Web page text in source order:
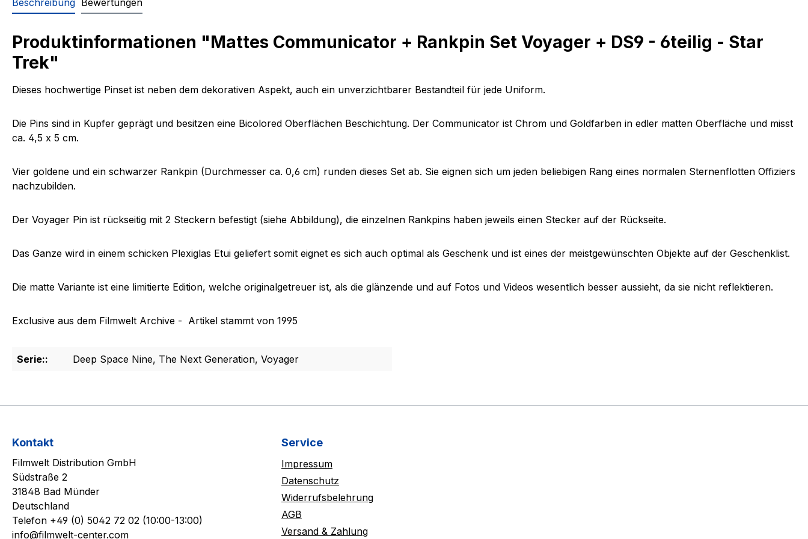
Beschreibung Bewertungen
Produktinformationen "Mattes Communicator + Rankpin Set Voyager + DS9 - 6teilig - Star
Trek"
Dieses hochwertige Pinset ist neben dem dekorativen Aspekt, auch ein unverzichtbarer Bestandteil für jede Uniform.
Die Pins sind in Kupfer geprägt und besitzen eine Bicolored Oberflächen Beschichtung. Der Communicator ist Chrom und Goldfarben in edler matten Oberfläche und misst
ca. 4,5 x 5 cm.
Vier goldene und ein schwarzer Rankpin (Durchmesser ca. 0,6 cm) runden dieses Set ab. Sie eignen sich um jeden beliebigen Rang eines normalen Sternenflotten Offiziers
nachzubilden.
Der Voyager Pin ist rückseitig mit 2 Steckern befestigt (siehe Abbildung), die einzelnen Rankpins haben jeweils einen Stecker auf der Rückseite.
Das Ganze wird in einem schicken Plexiglas Etui geliefert somit eignet es sich auch optimal als Geschenk und ist eines der meistgewünschten Objekte auf der Geschenklist.
Die matte Variante ist eine limitierte Edition, welche originalgetreuer ist, als die glänzende und auf Fotos und Videos wesentlich besser aussieht, da sie nicht reflektieren.
Exclusive aus dem Filmwelt Archive - Artikel stammt von 1995
Serie:: Deep Space Nine, The Next Generation, Voyager
Kontakt
Filmwelt Distribution GmbH
Südstraße 2
31848 Bad Münder
Deutschland
Telefon +49 (0) 5042 72 02 (10:00-13:00)
info@filmwelt-center.com
Service
Impressum
Datenschutz
Widerrufsbelehrung
AGB
Versand & Zahlung